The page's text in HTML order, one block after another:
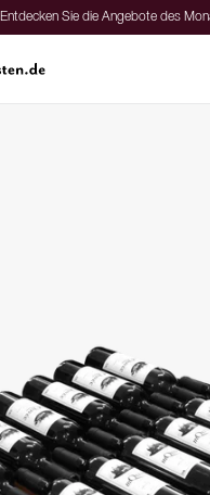
Entdecken Sie die Angebote des